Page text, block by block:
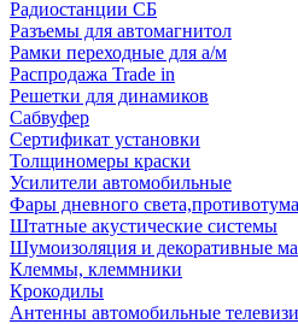
Радиостанции СБ
Разъемы для автомагнитол
Рамки переходные для а/м
Распродажа Trade in
Решетки для динамиков
Сабвуфер
Сертификат установки
Толщиномеры краски
Усилители автомобильные
Фары дневного
Штатные акустические системы
Шумоизоляция и декоративные
Клеммы, клеммники
Крокодилы
Антенны автомобильные